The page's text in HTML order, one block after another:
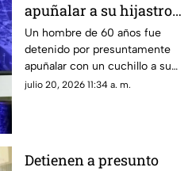
apuñalar a su hijastro e
incendiar vivienda en
Ciudad Juárez
Un hombre de 60 años fue
detenido por presuntamente
apuñalar con un cuchillo a su
hijastro e incendiar un colchón
julio 20, 2026 11:34 a. m.
Detienen a presunto